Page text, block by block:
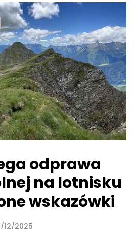
odprawa
na lotnisku
wskazówki
12/2025